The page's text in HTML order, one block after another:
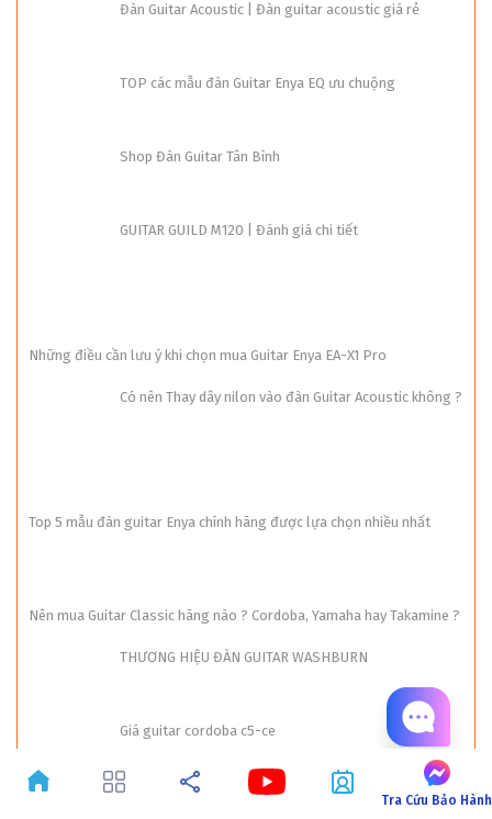
Đàn Guitar Acoustic | Đàn guitar acoustic giá rẻ
TOP các mẫu đàn Guitar Enya EQ ưu chuộng
Shop Đàn Guitar Tân Bình
GUITAR GUILD M120 | Đánh giá chi tiết
Những điều cần lưu ý khi chọn mua Guitar Enya EA-X1 Pro
Có nên Thay dây nilon vào đàn Guitar Acoustic không ?
Top 5 mẫu đàn guitar Enya chính hãng được lựa chọn nhiều nhất
Nên mua Guitar Classic hãng nào ? Cordoba, Yamaha hay Takamine ?
THƯƠNG HIỆU ĐÀN GUITAR WASHBURN
Giá guitar cordoba c5-ce
Đánh giá Guitar Cordoba C5-CE : Nên mua không ?Tra Cứu Bảo Hành